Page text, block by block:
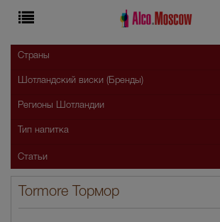
Tormore Тормор
Страны
Шотландский виски (Бренды)
Регионы Шотландии
Тип напитка
Статьи